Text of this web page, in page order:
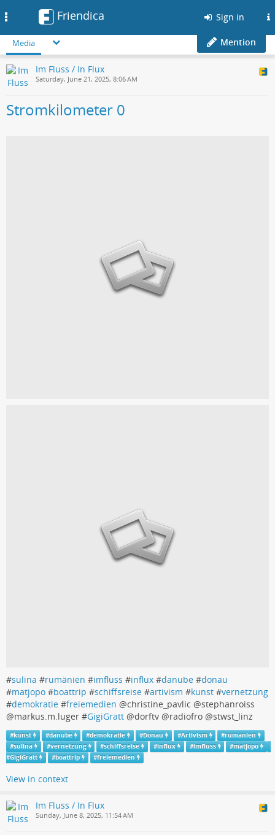
Friendica Sign in
Media Mention
Im Fluss / In Flux
Saturday, June 21, 2025, 8:06 AM
Stromkilometer 0
#sulina #rumänien #imfluss #influx #danube #donau
#matjopo #boattrip #schiffsreise #artivism #kunst #vernetzung
#demokratie #freiemedien @christine_pavlic @stephanroiss
@markus.m.luger #GigiGratt @dorftv @radiofro @stwst_linz
#kunst #danube #demokratie #Donau #Artivism #rumanien
#sulina #vernetzung #schiffsreise #influx #imfluss #matjopo
#GigiGratt #boattrip #freiemedien
View in context
Im Fluss / In Flux
Sunday, June 8, 2025, 11:54 AM